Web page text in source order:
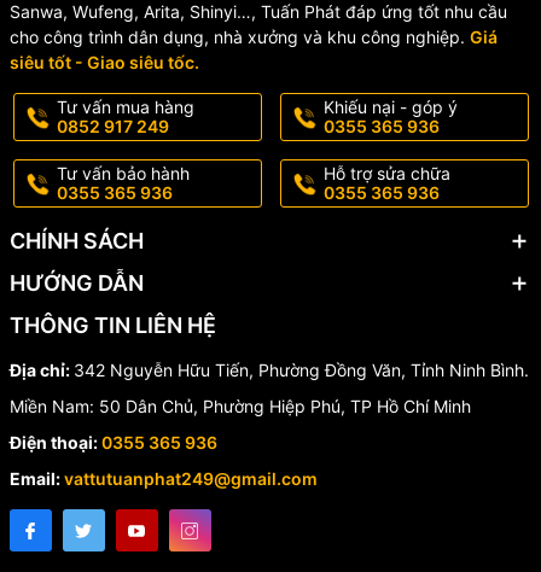
Sanwa, Wufeng, Arita, Shinyi…, Tuấn Phát đáp ứng tốt nhu cầu
cho công trình dân dụng, nhà xưởng và khu công nghiệp. Giá
siêu tốt - Giao siêu tốc.
Tư vấn mua hàng
0852 917 249
Khiếu nại - góp ý
0355 365 936
Tư vấn bảo hành
0355 365 936
Hỗ trợ sửa chữa
0355 365 936
CHÍNH SÁCH
HƯỚNG DẪN
THÔNG TIN LIÊN HỆ
Địa chỉ: 342 Nguyễn Hữu Tiến, Phường Đồng Văn, Tỉnh Ninh Bình.
Miền Nam: 50 Dân Chủ, Phường Hiệp Phú, TP Hồ Chí Minh
Điện thoại:0355 365 936
Email:vattutuanphat249@gmail.com